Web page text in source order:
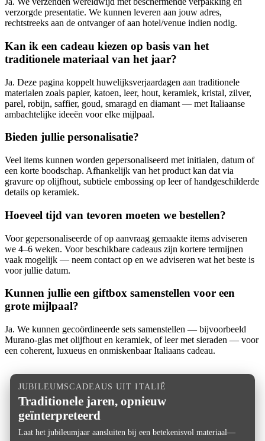
verzorgde presentatie. We kunnen leveren aan jouw adres,
rechtstreeks aan de ontvanger of aan hotel/venue indien nodig.
Kan ik een cadeau kiezen op basis van het
traditionele materiaal van het jaar?
Ja. Deze pagina koppelt huwelijksverjaardagen aan traditionele
materialen zoals papier, katoen, leer, hout, keramiek, kristal, zilver,
parel, robijn, saffier, goud, smaragd en diamant — met Italiaanse
ambachtelijke ideeën voor elke mijlpaal.
Bieden jullie personalisatie?
Veel items kunnen worden gepersonaliseerd met initialen, datum of
een korte boodschap. Afhankelijk van het product kan dat via
gravure op olijfhout, subtiele embossing op leer of handgeschilderde
details op keramiek.
Hoeveel tijd van tevoren moeten we bestellen?
Voor gepersonaliseerde of op aanvraag gemaakte items adviseren
we 4–6 weken. Voor beschikbare cadeaus zijn kortere termijnen
vaak mogelijk — neem contact op en we adviseren wat het beste is
voor jullie datum.
Kunnen jullie een giftbox samenstellen voor een
grote mijlpaal?
Ja. We kunnen gecoördineerde sets samenstellen — bijvoorbeeld
Murano-glas met olijfhout en keramiek, of leer met sieraden — voor
een coherent, luxueus en onmiskenbaar Italiaans cadeau.
JUBILEUMSCADEAUS UIT ITALIË
Traditionele jaren, opnieuw
geïnterpreteerd
Laat het jubileumjaar aansluiten bij een betekenisvol materiaal—